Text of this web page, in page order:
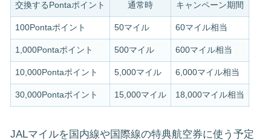
交換するPontaポイント 通常時 キャンペーン期間
100Pontaポイント 50マイル 60マイル相当
1,000Pontaポイント 500マイル 600マイル相当
10,000Pontaポイント 5,000マイル 6,000マイル相当
30,000Pontaポイント 15,000マイル 18,000マイル相当
JALマイルを国内線や国際線の特典航空券に使う予定